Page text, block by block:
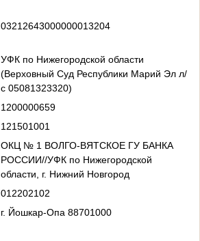
03212643000000013204
УФК по Нижегородской области
(Верховный Суд Республики Марий Эл л/
с 05081323320)
1200000659
121501001
ОКЦ № 1 ВОЛГО-ВЯТСКОЕ ГУ БАНКА
РОССИИ//УФК по Нижегородской
области, г. Нижний Новгород
012202102
г. Йошкар-Опа 88701000